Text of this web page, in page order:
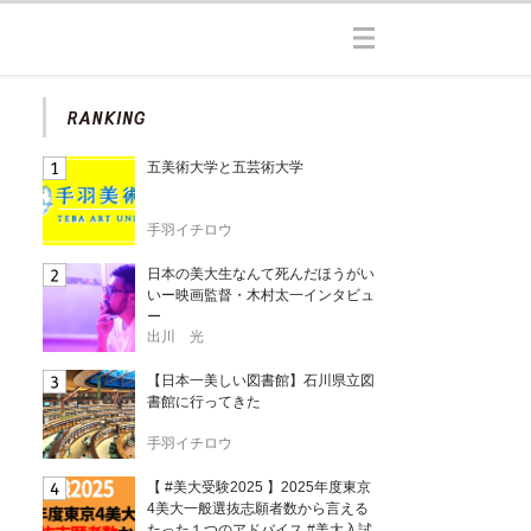
五美術大学と五芸術大学
手羽イチロウ
日本の美大生なんて死んだほうがい
いー映画監督・木村太一インタビュ
ー
出川 光
【日本一美しい図書館】石川県立図
書館に行ってきた
手羽イチロウ
【 #美大受験2025 】2025年度東京
4美大一般選抜志願者数から言える